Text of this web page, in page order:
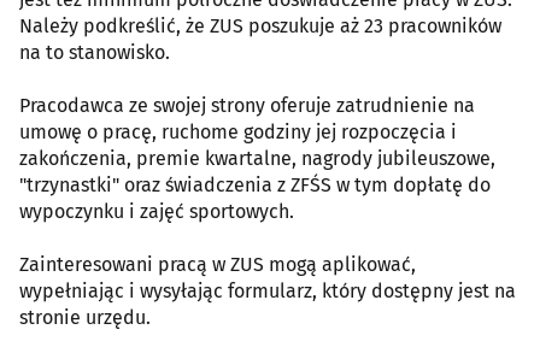
Należy podkreślić, że ZUS poszukuje aż 23 pracowników
na to stanowisko.
Pracodawca ze swojej strony oferuje zatrudnienie na
umowę o pracę, ruchome godziny jej rozpoczęcia i
zakończenia, premie kwartalne, nagrody jubileuszowe,
"trzynastki" oraz świadczenia z ZFŚS w tym dopłatę do
wypoczynku i zajęć sportowych.
Zainteresowani pracą w ZUS mogą aplikować,
wypełniając i wysyłając formularz, który dostępny jest na
stronie urzędu.